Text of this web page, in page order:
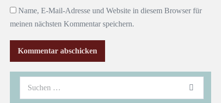
Name, E-Mail-Adresse und Website in diesem Browser für
meinen nächsten Kommentar speichern.